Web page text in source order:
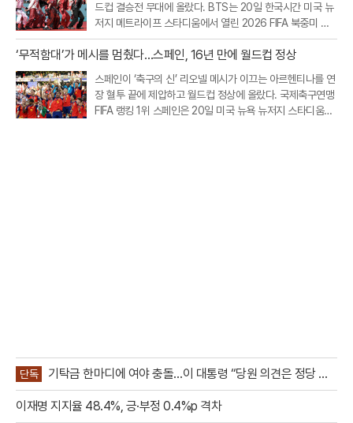
드컵 결승전 무대에 올랐다. BTS는 20일 한국시간 미국 뉴
저지 메트라이프 스타디움에서 열린 2026 FIFA 북중미 월
드컵 스페인과 아르헨티나의 결승전 하프타임 쇼에 완전체
로 출연했다.이번 공연은 FIFA가 월드컵 결승전에 처음 도입
‘무적함대’가 메시를 멈췄다…스페인, 16년 만에 월드컵 정상
스페인이 ‘축구의 신’ 리오넬 메시가 이끄는 아르헨티나를 연
장 혈투 끝에 제압하고 월드컵 정상에 올랐다. 국제축구연맹
FIFA 랭킹 1위 스페인은 20일 미국 뉴욕 뉴저지 스타디움에
단독
기탁금 한마디에 여야 충돌…이 대통령 “당원 의견은 정당 활
동”
이재명 지지율 48.4%, 긍·부정 0.4%p 격차